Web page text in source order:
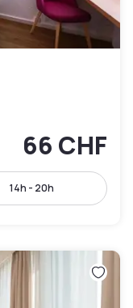
66 CHF
14h - 20h